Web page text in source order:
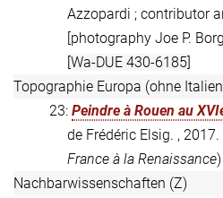
Azzopardi ; contributor
[photography Joe P.
[Wa-DUE 430-6185]
Topographie Europa (ohne
23: Peindre à Rouen au
de Frédéric Elsig. ,
France à la Renaissance)
Nachbarwissenschaften (Z)